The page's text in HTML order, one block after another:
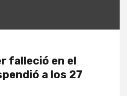
falleció en el
a los 27